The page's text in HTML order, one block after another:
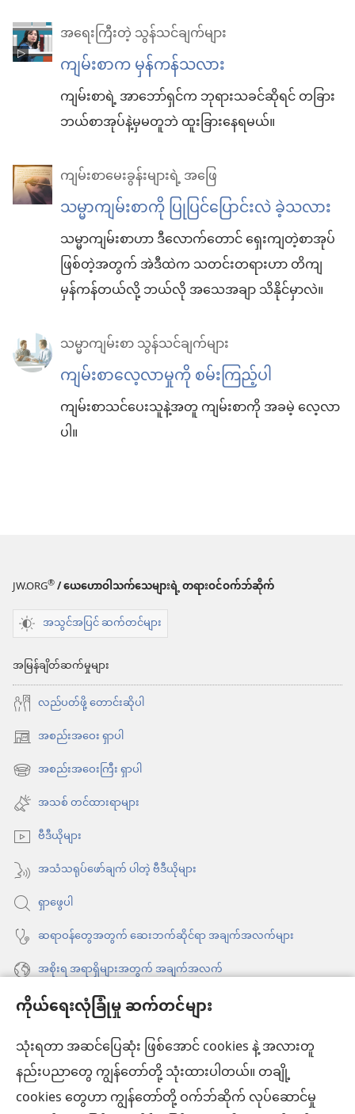
ကိုယ်ရေးလုံခြုံမှု ဆက်တင်များ
သုံးရတာ အဆင်ပြေဆုံး ဖြစ်အောင် cookies နဲ့ အလားတူ
နည်းပညာတွေ ကျွန်တော်တို့ သုံးထားပါတယ်။ တချို့
cookies တွေဟာ ကျွန်တော်တို့ ဝက်ဘ်ဆိုက် လုပ်ဆောင်မှု
အရေးကြီးတဲ့ သွန်သင်ချက်များ
ကျမ်းစာက မှန်ကန်သလား
ကျမ်းစာရဲ့ အာဘော်ရှင်က ဘုရားသခင်ဆိုရင် တခြား
ဘယ်စာအုပ်နဲ့မှမတူဘဲ ထူးခြားနေရမယ်။
ကျမ်းစာမေးခွန်းများရဲ့ အဖြေ
သမ္မာကျမ်းစာကို ပြုပြင်ပြောင်းလဲ ခဲ့သလား
သမ္မာကျမ်းစာဟာ ဒီလောက်တောင် ရှေးကျတဲ့စာအုပ်
ဖြစ်တဲ့အတွက် အဲဒီထဲက သတင်းတရားဟာ တိကျ
မှန်ကန်တယ်လို့ ဘယ်လို အသေအချာ သိနိုင်မှာလဲ။
သမ္မာကျမ်းစာ သွန်သင်ချက်များ
ကျမ်းစာလေ့လာမှုကို စမ်းကြည့်ပါ
ကျမ်းစာသင်ပေးသူနဲ့အတူ ကျမ်းစာကို အခမဲ့ လေ့လာ
ပါ။
JW.ORG®/ ယေဟောဝါသက်သေများရဲ့ တရားဝင်ဝက်ဘ်ဆိုက်
အသွင်အပြင် ဆက်တင်များ
အမြန်ချိတ်ဆက်မှုများ
လည်ပတ်ဖို့ တောင်းဆိုပါ
အစည်းအဝေး ရှာပါ
(window
အသစ်
င့်
နေ
ပါ
တယ်)
အစည်းအဝေးကြီး ရှာပါ
(window
အသစ်
င့်
နေ
ပါ
တယ်)
အသစ် တင်ထားရာများ
ဗီဒီယိုများ
အသံသရုပ်ဖော်ချက် ပါတဲ့ ဗီဒီယိုများ
ရှာဖွေပါ
ဆရာဝန်တွေအတွက် ဆေးဘက်ဆိုင်ရာ အချက်အလက်များ
အစိုးရ အရာရှိများအတွက် အချက်အလက်
အကူအညီ
အလှူငွေ
(window
အသစ်
ဖွ
ကင်းမျှော်စင် အွန်လိုင်းစာကြည့်တိုက်™
(window